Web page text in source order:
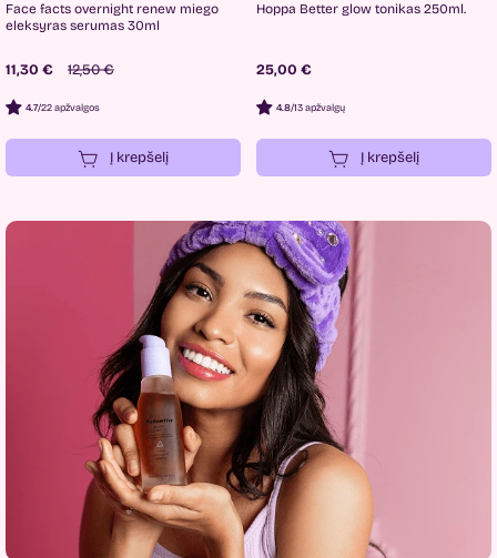
Face facts overnight renew miego
eleksyras serumas 30ml
11,30 € 12,50 €
4.7/22 apžvalgos
Į krepšelį
Hoppa Better glow tonikas 250ml.
25,00 €
4.8/13 apžvalgų
Į krepšelį